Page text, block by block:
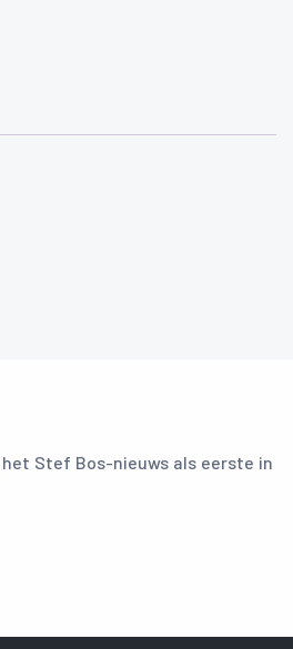
Stef Bos-nieuws als eerste in